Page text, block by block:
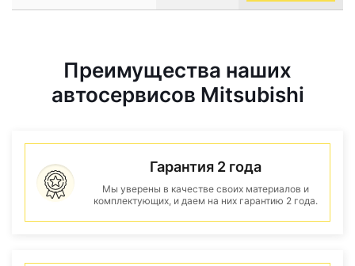
Преимущества наших
автосервисов Mitsubishi
Гарантия 2 года
Мы уверены в качестве своих материалов и
комплектующих, и даем на них гарантию 2 года.